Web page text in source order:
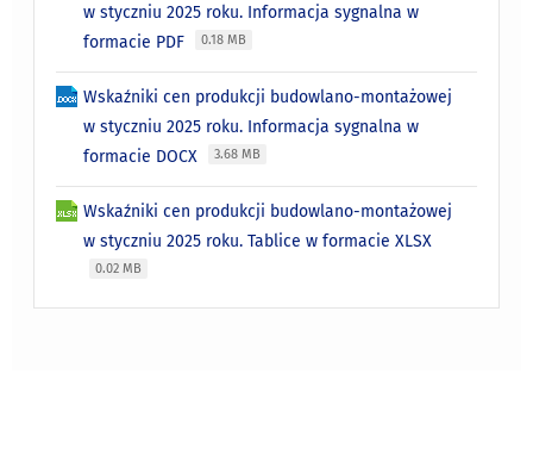
w styczniu 2025 roku. Informacja sygnalna w
formacie PDF
0.18 MB
Wskaźniki cen produkcji budowlano-montażowej
w styczniu 2025 roku. Informacja sygnalna w
formacie DOCX
3.68 MB
Wskaźniki cen produkcji budowlano-montażowej
w styczniu 2025 roku. Tablice w formacie XLSX
0.02 MB